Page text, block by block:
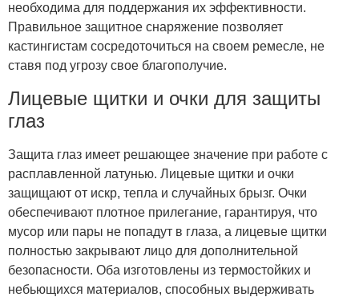
необходима для поддержания их эффективности.
Правильное защитное снаряжение позволяет
кастингистам сосредоточиться на своем ремесле, не
ставя под угрозу свое благополучие.
Лицевые щитки и очки для защиты
глаз
Защита глаз имеет решающее значение при работе с
расплавленной латунью. Лицевые щитки и очки
защищают от искр, тепла и случайных брызг. Очки
обеспечивают плотное прилегание, гарантируя, что
мусор или пары не попадут в глаза, а лицевые щитки
полностью закрывают лицо для дополнительной
безопасности. Оба изготовлены из термостойких и
небьющихся материалов, способных выдерживать